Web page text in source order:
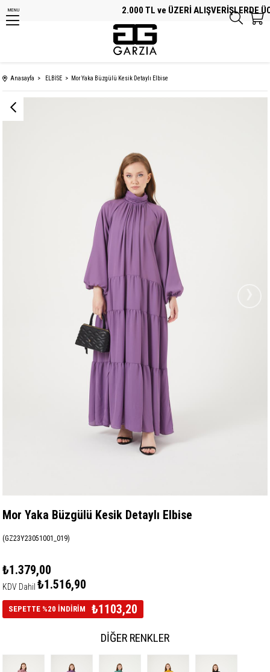
2.000 TL ve ÜZERİ ALIŞVERİŞLERDE
MENU
Anasayfa ELBİSE Mor Yaka Büzgülü Kesik Detaylı Elbise
Mor Yaka Büzgülü Kesik Detaylı Elbise
(GZ23Y23051001_019)
₺1.379,00
KDV Dahil ₺1.516,90
SEPETTE %20 İNDİRİM ₺1103,20
DIĞER RENKLER